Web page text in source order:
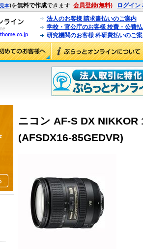
見本)を無料で作成できます 会員登録(無料) ログイン
法人のお客様 請求書払いのご案内
学校・官公庁のお客様 校費・公費
研究機関のお客様 科研費払いのご
ニコン AF-S DX
(AFSDX16-85GEDVR)